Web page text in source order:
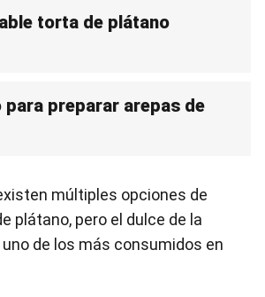
torta de plátano
para preparar arepas de
múltiples opciones de
plátano, pero el dulce de la
de los más consumidos en